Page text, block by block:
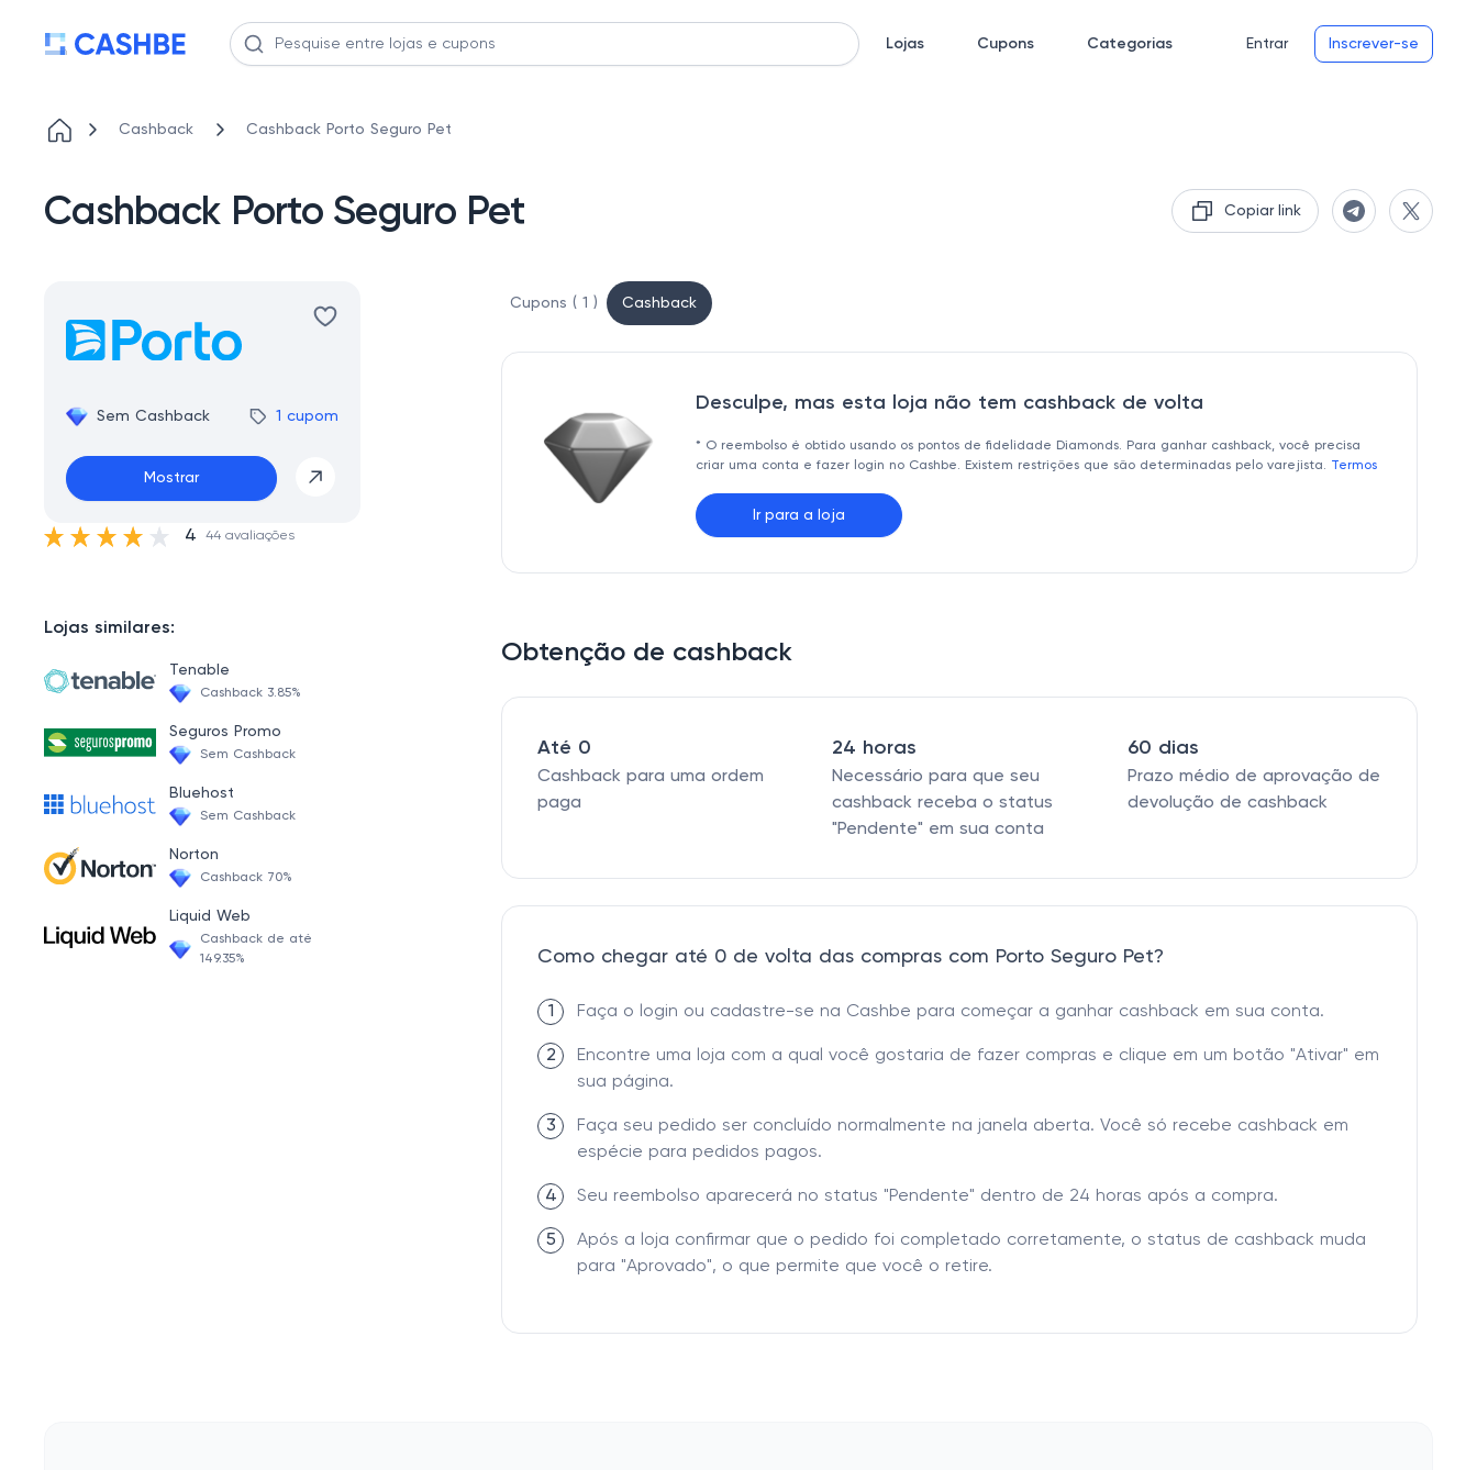
Lojas Cupons Categorias Entrar Inscrever-se
Cashback Cashback Porto Seguro Pet
Cashback Porto Seguro Pet Copiar link
Sem Cashback 1 cupom
Mostrar
4 44 avaliações
Lojas similares:
Tenable
Cashback 3.85%
Seguros Promo
Sem Cashback
Bluehost
Sem Cashback
Norton
Cashback 70%
Liquid Web
Cashback de até
149.35%
Cupons ( 1 ) Cashback
Desculpe, mas esta loja não tem cashback de volta
* O reembolso é obtido usando os pontos de fidelidade Diamonds. Para ganhar cashback, você precisa
criar uma conta e fazer login no Cashbe. Existem restrições que são determinadas pelo varejista. Termos
Ir para a loja
Obtenção de cashback
Até 0
Cashback para uma ordem
paga
24 horas
Necessário para que seu
cashback receba o status
"Pendente" em sua conta
60 dias
Prazo médio de aprovação de
devolução de cashback
Como chegar até 0 de volta das compras com Porto Seguro Pet?
1 Faça o login ou cadastre-se na Cashbe para começar a ganhar cashback em sua conta.
2
Encontre uma loja com a qual você gostaria de fazer compras e clique em um botão "Ativar" em
sua página.
3
Faça seu pedido ser concluído normalmente na janela aberta. Você só recebe cashback em
espécie para pedidos pagos.
4 Seu reembolso aparecerá no status "Pendente" dentro de 24 horas após a compra.
5
Após a loja confirmar que o pedido foi completado corretamente, o status de cashback muda
para "Aprovado", o que permite que você o retire.